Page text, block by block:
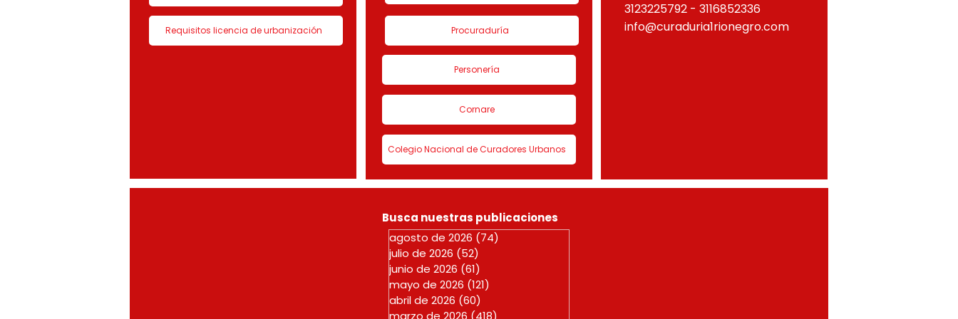
Requisitos licencia de urbanización Procuraduría
Personería
Cornare
Colegio Nacional de Curadores Urbanos
3123225792 - 3116852336
info@curaduria1rionegro.com
Busca nuestras publicaciones
agosto de 2026 (74)
julio de 2026 (52)
junio de 2026 (61)
mayo de 2026 (121)
abril de 2026 (60)